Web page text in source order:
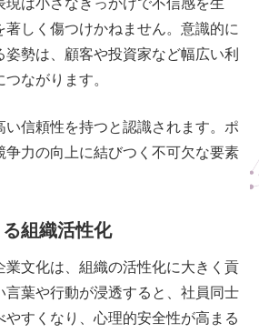
しく傷つけかねません。意識的に
勢は、顧客や投資家など幅広い利
ながります。
信頼性を持つと認識されます。ポ
争力の向上に結びつく不可欠な要素
組織活性化
業文化は、組織の活性化に大きく貢
言葉や行動が浸透すると、社員同士
すくなり、心理的安全性が高まる